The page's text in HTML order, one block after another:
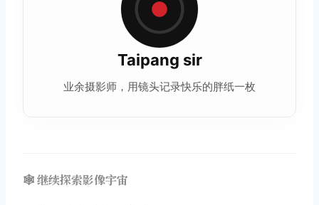
Taipang sir
业余摄影师，用镜头记录快乐的胖纸一枚
🕸️ 继续探索影像宇宙